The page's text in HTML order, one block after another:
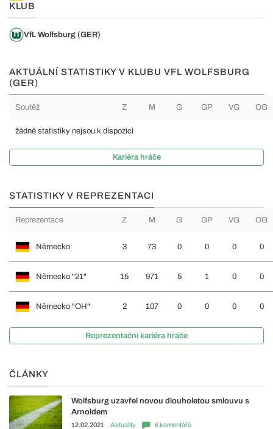
KLUB
VfL Wolfsburg (GER)
AKTUÁLNÍ STATISTIKY V KLUBU VFL WOLFSBURG
(GER)
Soutěž Z M G GP VG OG
žádné statistiky nejsou k dispozici
Kariéra hráče
STATISTIKY V REPREZENTACI
Reprezentace Z M G GP VG OG
Německo 3 73 0 0 0 0
Německo "21" 15 971 5 1 0 0
Německo "OH" 2 107 0 0 0 0
Reprezentační kariéra hráče
ČLÁNKY
Wolfsburg uzavřel novou dlouholetou smlouvu s
Arnoldem
12.02.2021 Aktuality 6 komentářů